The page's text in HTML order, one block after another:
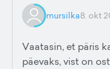
mursilka8. okt
Vaatasin, et päris
päevaks, vist on